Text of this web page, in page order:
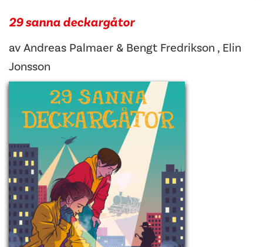
29 sanna deckargåtor
av Andreas Palmaer & Bengt Fredrikson , Elin
Jonsson